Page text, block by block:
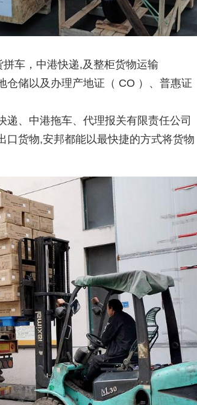
拼车，中港快递,及整柜货物运输
仓储以及办理产地证（ CO ）、普惠证
递、中港拖车、代理报关有限责任公司
口货物,安邦都能以最快捷的方式将货物